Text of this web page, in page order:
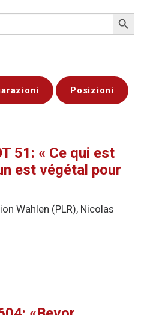
Posizioni
51: « Ce qui est
est végétal pour
Wahlen (PLR), Nicolas